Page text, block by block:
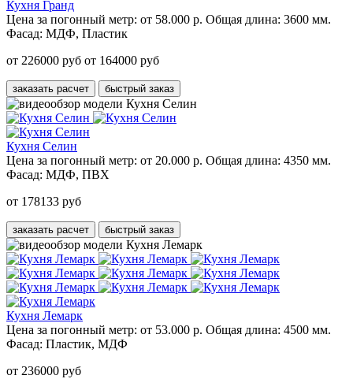
Кухня Гранд
Цена за погонный метр: от 58.000 р. Общая длина: 3600 мм.
Фасад: МДФ, Пластик
от 226000 руб от 164000 руб
заказать расчет быстрый заказ
Кухня Селин
Цена за погонный метр: от 20.000 р. Общая длина: 4350 мм.
Фасад: МДФ, ПВХ
от 178133 руб
заказать расчет быстрый заказ
Кухня Лемарк
Цена за погонный метр: от 53.000 р. Общая длина: 4500 мм.
Фасад: Пластик, МДФ
от 236000 руб